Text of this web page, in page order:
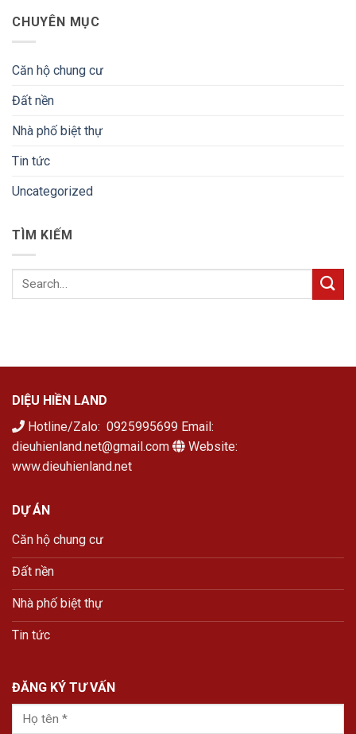
CHUYÊN MỤC
Căn hộ chung cư
Đất nền
Nhà phố biệt thự
Tin tức
Uncategorized
TÌM KIẾM
DIỆU HIỀN LAND
Hotline/Zalo: 0925995699 Email:
dieuhienland.net@gmail.com
Website:
www.dieuhienland.net
DỰ ÁN
Căn hộ chung cư
Đất nền
Nhà phố biệt thự
Tin tức
ĐĂNG KÝ TƯ VẤN